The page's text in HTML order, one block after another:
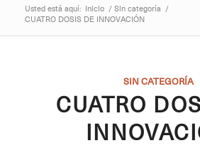
Usted está aquí: Inicio / Sin categoría /
CUATRO DOSIS DE INNOVACIÓN
SIN CATEGORÍA
CUATRO